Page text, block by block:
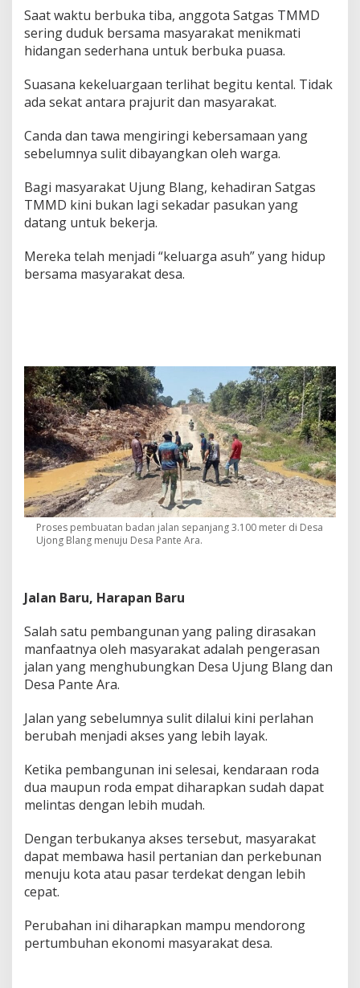
Saat waktu berbuka tiba, anggota Satgas TMMD
sering duduk bersama masyarakat menikmati
hidangan sederhana untuk berbuka puasa.
Suasana kekeluargaan terlihat begitu kental. Tidak
ada sekat antara prajurit dan masyarakat.
Canda dan tawa mengiringi kebersamaan yang
sebelumnya sulit dibayangkan oleh warga.
Bagi masyarakat Ujung Blang, kehadiran Satgas
TMMD kini bukan lagi sekadar pasukan yang
datang untuk bekerja.
Mereka telah menjadi “keluarga asuh” yang hidup
bersama masyarakat desa.
Proses pembuatan badan jalan sepanjang 3.100 meter di Desa
Ujong Blang menuju Desa Pante Ara.
Jalan Baru, Harapan Baru
Salah satu pembangunan yang paling dirasakan
manfaatnya oleh masyarakat adalah pengerasan
jalan yang menghubungkan Desa Ujung Blang dan
Desa Pante Ara.
Jalan yang sebelumnya sulit dilalui kini perlahan
berubah menjadi akses yang lebih layak.
Ketika pembangunan ini selesai, kendaraan roda
dua maupun roda empat diharapkan sudah dapat
melintas dengan lebih mudah.
Dengan terbukanya akses tersebut, masyarakat
dapat membawa hasil pertanian dan perkebunan
menuju kota atau pasar terdekat dengan lebih
cepat.
Perubahan ini diharapkan mampu mendorong
pertumbuhan ekonomi masyarakat desa.